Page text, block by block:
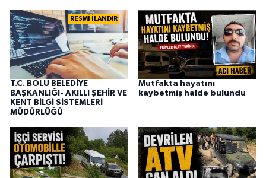
RESMİ İLANDIR
T.C. BOLU BELEDİYE
BAŞKANLIĞI- AKILLI ŞEHİR VE
KENT BİLGİ SİSTEMLERİ
MÜDÜRLÜĞÜ
Mutfakta hayatını
kaybetmiş halde bulundu